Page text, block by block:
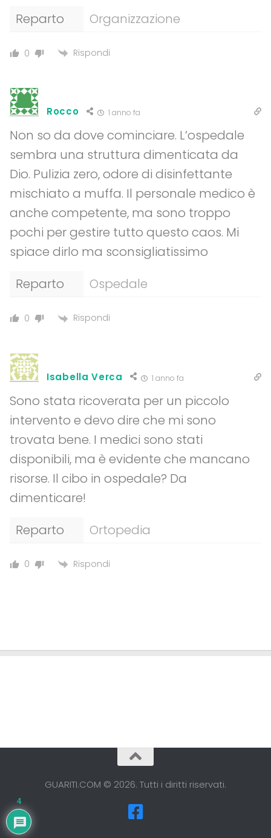
Reparto
Organizzazione
0 Rispondi
Rocco 1 anno fa
Non so da dove cominciare. L’ospedale
sembra una struttura dimenticata da
Dio. Pulizia zero, odore di disinfettante
mischiato a muffa. Il personale medico è
anche competente, ma sono troppo
pochi per gestire tutto questo caos. Mi
spiace dirlo ma sconsigliatissimo
Reparto
Ospedale
0 Rispondi
Isabella Verca 1 anno fa
Sono stata ricoverata per un piccolo
intervento e devo dire che mi sono
trovata bene. I medici sono stati
disponibili, ma è evidente che mancano
risorse. Il cibo in ospedale? Da
dimenticare!
Reparto
Ortopedia
0 Rispondi
GUARITI.COM © 2026. Tutti i diritti riservati.
4